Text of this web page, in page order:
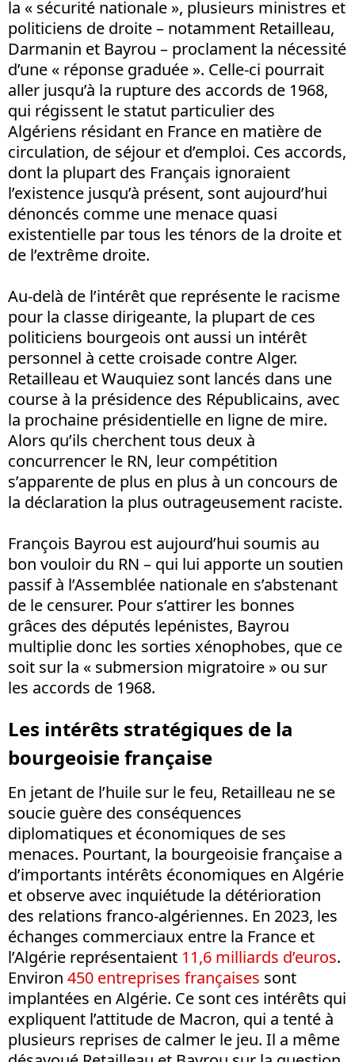
la « sécurité nationale », plusieurs ministres et
politiciens de droite – notamment Retailleau,
Darmanin et Bayrou – proclament la nécessité
d’une « réponse graduée ». Celle-ci pourrait
aller jusqu’à la rupture des accords de 1968,
qui régissent le statut particulier des
Algériens résidant en France en matière de
circulation, de séjour et d’emploi. Ces accords,
dont la plupart des Français ignoraient
l’existence jusqu’à présent, sont aujourd’hui
dénoncés comme une menace quasi
existentielle par tous les ténors de la droite et
de l’extrême droite.
Au-delà de l’intérêt que représente le racisme
pour la classe dirigeante, la plupart de ces
politiciens bourgeois ont aussi un intérêt
personnel à cette croisade contre Alger.
Retailleau et Wauquiez sont lancés dans une
course à la présidence des Républicains, avec
la prochaine présidentielle en ligne de mire.
Alors qu’ils cherchent tous deux à
concurrencer le RN, leur compétition
s’apparente de plus en plus à un concours de
la déclaration la plus outrageusement raciste.
François Bayrou est aujourd’hui soumis au
bon vouloir du RN – qui lui apporte un soutien
passif à l’Assemblée nationale en s’abstenant
de le censurer. Pour s’attirer les bonnes
grâces des députés lepénistes, Bayrou
multiplie donc les sorties xénophobes, que ce
soit sur la « submersion migratoire » ou sur
les accords de 1968.
Les intérêts stratégiques de la
bourgeoisie française
En jetant de l’huile sur le feu, Retailleau ne se
soucie guère des conséquences
diplomatiques et économiques de ses
menaces. Pourtant, la bourgeoisie française a
d’importants intérêts économiques en Algérie
et observe avec inquiétude la détérioration
des relations franco-algériennes. En 2023, les
échanges commerciaux entre la France et
l’Algérie représentaient 11,6 milliards d’euros.
Environ 450 entreprises françaises sont
implantées en Algérie. Ce sont ces intérêts qui
expliquent l’attitude de Macron, qui a tenté à
plusieurs reprises de calmer le jeu. Il a même